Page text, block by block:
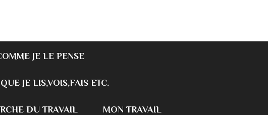
JE LE PENSE
JE LIS,VOIS,FAIS ETC.
DU TRAVAIL MON TRAVAIL